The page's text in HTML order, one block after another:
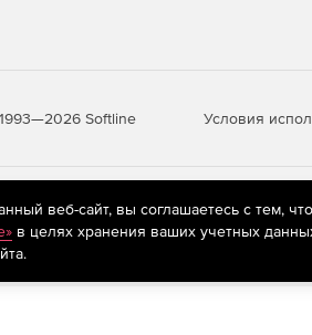
Softline Условия
рекомендательные технологии
пользователей сети
веб-сайт, вы соглашаетесь с тем,
в целях хранения ваших учетных